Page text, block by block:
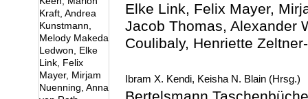
Elke Link, Felix Mayer,
Jacob Thomas, Alexander
Coulibaly, Henriette
Ibram X. Kendi, Keisha N. Blain (Hrsg.)